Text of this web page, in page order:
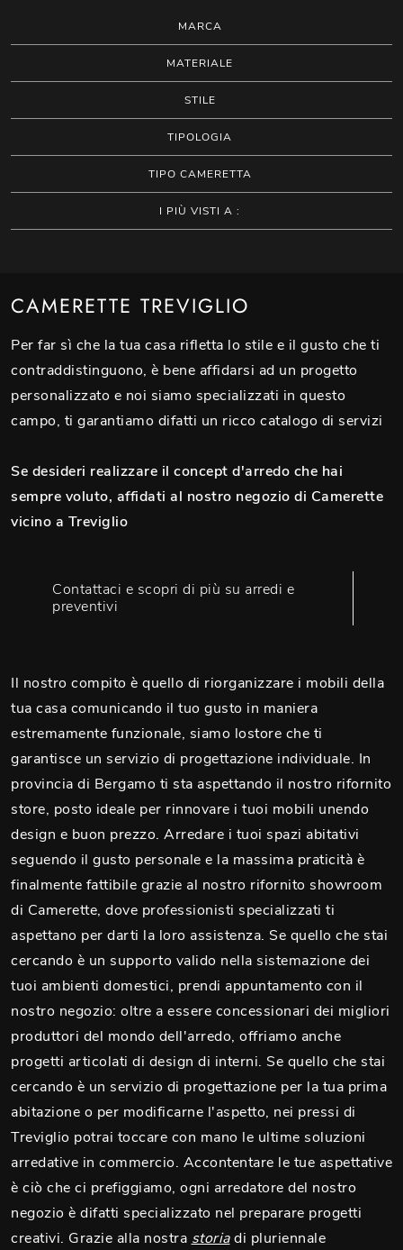
MARCA
MATERIALE
STILE
TIPOLOGIA
TIPO CAMERETTA
I PIÙ VISTI A :
CAMERETTE TREVIGLIO
Per far sì che la tua casa rifletta lo stile e il gusto che ti
contraddistinguono, è bene affidarsi ad un progetto
personalizzato e noi siamo specializzati in questo
campo, ti garantiamo difatti un ricco catalogo di servizi
Se desideri realizzare il concept d'arredo che hai
sempre voluto, affidati al nostro negozio di Camerette
vicino a Treviglio
Contattaci e scopri di più su arredi e
preventivi
Il nostro compito è quello di riorganizzare i mobili della
tua casa comunicando il tuo gusto in maniera
estremamente funzionale, siamo lostore che ti
garantisce un servizio di progettazione individuale. In
provincia di Bergamo ti sta aspettando il nostro rifornito
store, posto ideale per rinnovare i tuoi mobili unendo
design e buon prezzo. Arredare i tuoi spazi abitativi
seguendo il gusto personale e la massima praticità è
finalmente fattibile grazie al nostro rifornito showroom
di Camerette, dove professionisti specializzati ti
aspettano per darti la loro assistenza. Se quello che stai
cercando è un supporto valido nella sistemazione dei
tuoi ambienti domestici, prendi appuntamento con il
nostro negozio: oltre a essere concessionari dei migliori
produttori del mondo dell'arredo, offriamo anche
progetti articolati di design di interni. Se quello che stai
cercando è un servizio di progettazione per la tua prima
abitazione o per modificarne l'aspetto, nei pressi di
Treviglio potrai toccare con mano le ultime soluzioni
arredative in commercio. Accontentare le tue aspettative
è ciò che ci prefiggiamo, ogni arredatore del nostro
negozio è difatti specializzato nel preparare progetti
creativi. Grazie alla nostra storiadi pluriennale